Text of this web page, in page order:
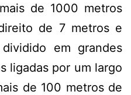
de 1000 metros
de 7 metros e
em grandes
ligadas por um largo
de 100 metros de